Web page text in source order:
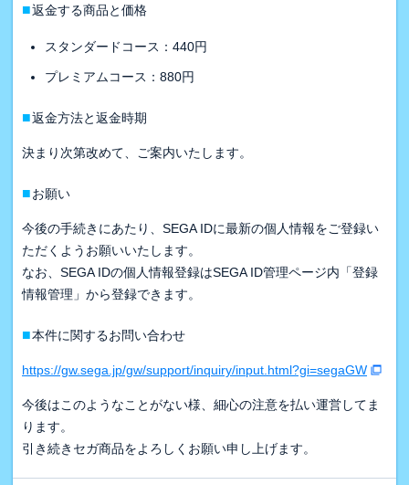
■返金する商品と価格
スタンダードコース：440円
プレミアムコース：880円
■返金方法と返金時期
決まり次第改めて、ご案内いたします。
■お願い
今後の手続きにあたり、SEGA IDに最新の個人情報をご登録い
ただくようお願いいたします。
なお、SEGA IDの個人情報登録はSEGA ID管理ページ内「登録
情報管理」から登録できます。
■本件に関するお問い合わせ
https://gw.sega.jp/gw/support/inquiry/input.html?gi=segaGW
今後はこのようなことがない様、細心の注意を払い運営してま
ります。
引き続きセガ商品をよろしくお願い申し上げます。